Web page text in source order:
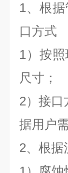
1、根
口方式
1）按
尺寸；
2）接口
据用户
2、根据